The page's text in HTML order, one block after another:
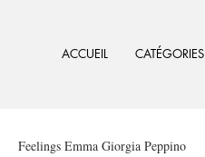
ACCUEIL CATÉGORIES
Feelings Emma Giorgia Peppino